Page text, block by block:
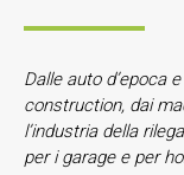
Dalle auto d’epoca
construction, dai
l’industria della
per i garage e per